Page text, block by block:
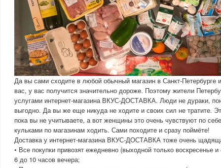
Да вы сами сходите в любой обычный магазин в Санкт-Петербурге
вас, у вас получится значительно дороже. Поэтому жители
услугами интернет-магазина ВКУС-ДОСТАВКА. Люди не дураки,
выгодно. Да вы же еще никуда не ходите и своих сил не тратите.
пока вы не учитываете, а вот женщины это очень чувствуют по
кульками по магазинам ходить. Сами походите и сразу поймёте!
Доставка у интернет-магазина ВКУС-ДОСТАВКА тоже очень
• Все покупки привозят ежедневно (выходной только воскресенье
6 до 10 часов вечера;